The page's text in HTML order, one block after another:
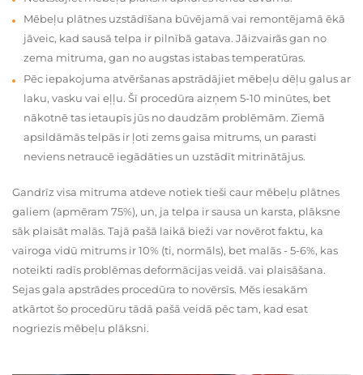
Mēbeļu plātnes uzstādīšana būvējamā vai remontējamā ēkā
jāveic, kad sausā telpa ir pilnībā gatava. Jāizvairās gan no
zema mitruma, gan no augstas istabas temperatūras.
Pēc iepakojuma atvēršanas apstrādājiet mēbeļu dēļu galus ar
laku, vasku vai eļļu. Šī procedūra aizņem 5-10 minūtes, bet
nākotnē tas ietaupīs jūs no daudzām problēmām. Ziemā
apsildāmās telpās ir ļoti zems gaisa mitrums, un parasti
neviens netraucē iegādāties un uzstādīt mitrinātājus.
Gandrīz visa mitruma atdeve notiek tieši caur mēbeļu plātnes
galiem (apmēram 75%), un, ja telpa ir sausa un karsta, plāksne
sāk plaisāt malās. Tajā pašā laikā bieži var novērot faktu, ka
vairoga vidū mitrums ir 10% (ti, normāls), bet malās - 5-6%, kas
noteikti radīs problēmas deformācijas veidā. vai plaisāšana.
Sejas gala apstrādes procedūra to novērsīs. Mēs iesakām
atkārtot šo procedūru tādā pašā veidā pēc tam, kad esat
nogriezis mēbeļu plāksni.